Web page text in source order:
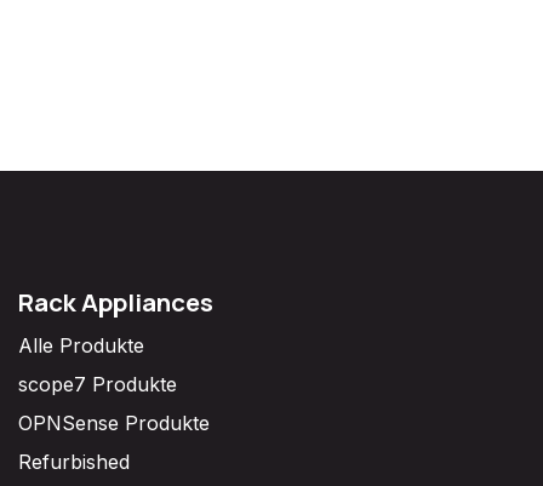
Rack Appliances
Alle Produkte
scope7 Produkte
OPNSense Produkte
Refurbished